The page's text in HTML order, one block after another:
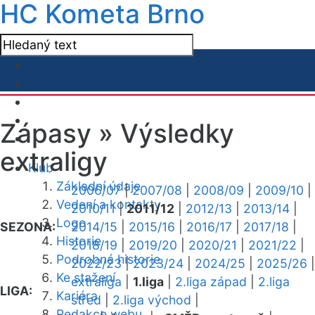
HC Kometa Brno
Klub
Základní údaje
Vedení a kontakty
Logo
Historie
Podrobná historie
Ke stažení
Kariéra
Zápasy » Výsledky
extraligy
SEZONA:
2006/07|2007/08 2008/09 2009/10
2010/11|2011/12 2012/13 2013/14
2014/15
2015/16 2016/17 2017/18
2018/19
2019/20 2020/21 2021/22
2022/23|2023/24 2024/25 2025/26
LIGA:
extraliga 1.liga 2.liga západ
2.liga
střed
2.liga východ